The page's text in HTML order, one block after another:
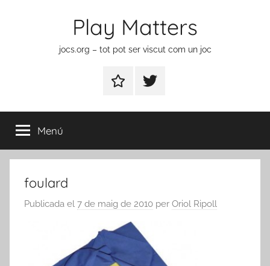
Play Matters
jocs.org – tot pot ser viscut com un joc
ContactarElement
menú
Menú
foulard
Publicada el 7 de maig de 2010 per Oriol Ripoll